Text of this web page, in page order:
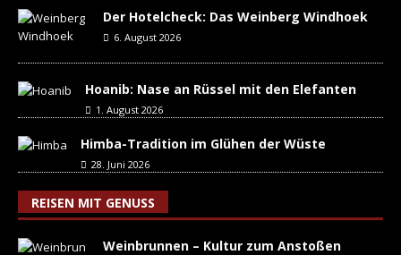
Der Hotelcheck: Das Weinberg Windhoek
6. August 2026
Hoanib: Nase an Rüssel mit den Elefanten
1. August 2026
Himba-Tradition im Glühen der Wüste
28. Juni 2026
REISEN MIT GENUSS
Weinbrunnen – Kultur zum Anstoßen